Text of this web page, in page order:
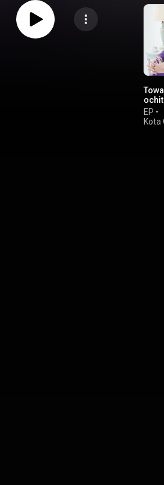
type-C
EP •
Kota